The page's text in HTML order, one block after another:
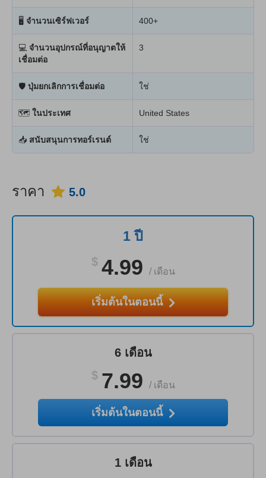
🖥 จำนวนเซิร์ฟเวอร์ 400+
💻 จำนวนอุปกรณ์ที่อนุญาตให้
เชื่อมต่อ
3
🛡 ปุ่มยกเลิกการเชื่อมต่อ ใช่
🗺 ในประเทศ United States
📥 สนับสนุนการทอร์เรนต์ ใช่
ราคา 5.0
1 ปี
$ 4.99 / เดือน
เริ่มต้นในตอนนี้
6 เดือน
$ 7.99 / เดือน
เริ่มต้นในตอนนี้
1 เดือน